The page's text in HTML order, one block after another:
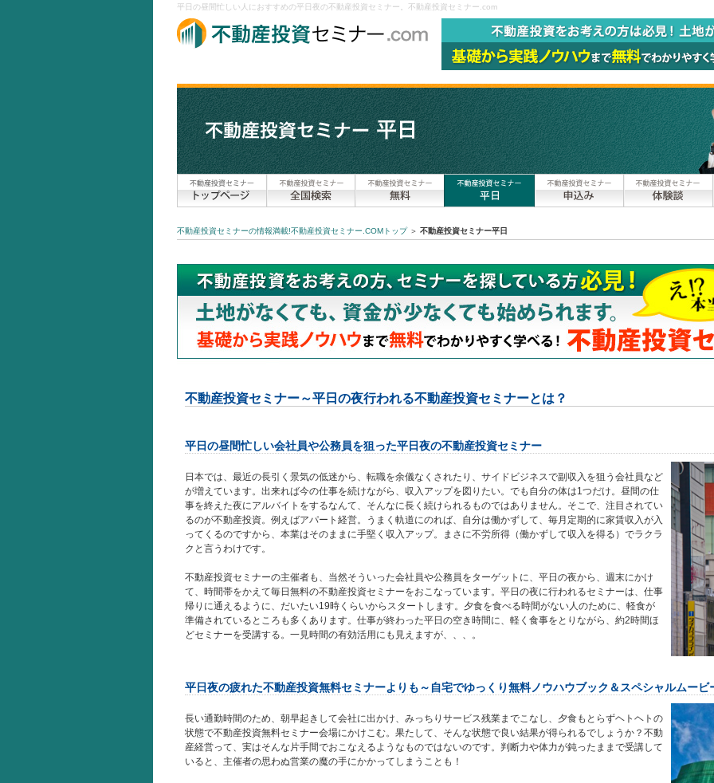
平日の昼間忙しい人におすすめの平日夜の不動産投資セミナー。不動産投資セミナー.com
不動産投資セミナーの情報満載!不動産投資セミナー.COMトップ＞ 不動産投資セミナー平日
不動産投資セミナー～平日の夜行われる不動産投資セミナーとは？
平日の昼間忙しい会社員や公務員を狙った平日夜の不動産投資セミナー
日本では、最近の長引く景気の低迷から、転職を余儀なくされたり、サイドビジネスで副収入を狙う会社員など
が増えています。出来れば今の仕事を続けながら、収入アップを図りたい。でも自分の体は1つだけ。昼間の仕
事を終えた夜にアルバイトをするなんて、そんなに長く続けられるものではありません。そこで、注目されてい
るのが不動産投資。例えばアパート経営。うまく軌道にのれば、自分は働かずして、毎月定期的に家賃収入が入
ってくるのですから、本業はそのままに手堅く収入アップ。まさに不労所得（働かずして収入を得る）でラクラ
クと言うわけです。
不動産投資セミナーの主催者も、当然そういった会社員や公務員をターゲットに、平日の夜から、週末にかけ
て、時間帯をかえて毎日無料の不動産投資セミナーをおこなっています。平日の夜に行われるセミナーは、仕事
帰りに通えるように、だいたい19時くらいからスタートします。夕食を食べる時間がない人のために、軽食が
準備されているところも多くあります。仕事が終わった平日の空き時間に、軽く食事をとりながら、約2時間ほ
どセミナーを受講する。一見時間の有効活用にも見えますが、、、。
平日夜の疲れた不動産投資無料セミナーよりも～自宅でゆっくり無料ノウハウブック＆スペシャルムービ
長い通勤時間のため、朝早起きして会社に出かけ、みっちりサービス残業までこなし、夕食もとらずヘトヘトの
状態で不動産投資無料セミナー会場にかけこむ。果たして、そんな状態で良い結果が得られるでしょうか？不動
産経営って、実はそんな片手間でおこなえるようなものではないのです。判断力や体力が鈍ったままで受講して
いると、主催者の思わぬ営業の魔の手にかかってしまうことも！